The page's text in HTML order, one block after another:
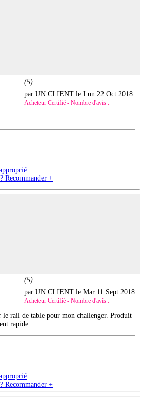
(5)
par UN CLIENT leLun 22 Oct 2018
Acheteur Certifié - Nombre d'avis :
Recommander +
(5)
par UN CLIENT leMar 11 Sept 2018
Acheteur Certifié - Nombre d'avis :
le rail de table pour mon challenger. Produit
rapide
Recommander +